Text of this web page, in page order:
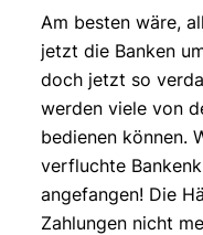
Am besten wäre,
jetzt die Banken
doch jetzt so
werden viele von
bedienen können.
verfluchte
angefangen! Die
Zahlungen nicht